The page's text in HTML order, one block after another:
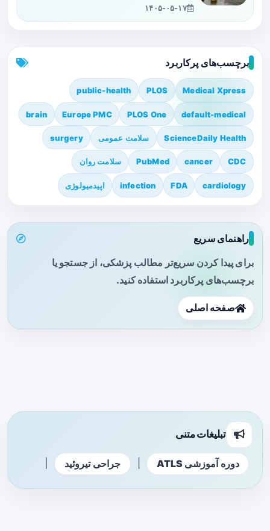
۱۴۰۵-۰۵-۱۷
برچسب‌های پرکاربرد
Medical Xpress
PLOS
public-health
default-medical
PLOS One
Europe PMC
brain
ScienceDaily Health سلامت عمومی surgery
CDC
cancer
PubMed سلامت روان
cardiology
FDA
infection اپیدمیولوژی
راهنمای سریع
برای پیدا کردن سریع‌تر مطالب پزشکی، از جستجو یا
برچسب‌های پرکاربرد استفاده کنید.
صفحه اصلی
تبلیغات متنی
دوره آموزشی ATLS جراحی تیروئید